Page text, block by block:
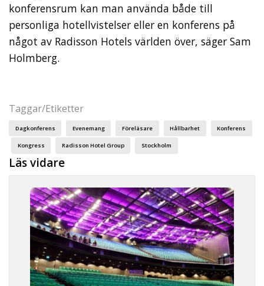
konferensrum kan man använda både till
personliga hotellvistelser eller en konferens på
något av Radisson Hotels världen över, säger Sam
Holmberg.
Taggar/Etiketter
Dagkonferens Evenemang Föreläsare Hållbarhet Konferens
Kongress Radisson Hotel Group Stockholm
Läs vidare